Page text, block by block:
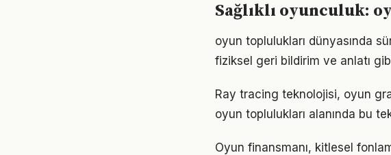
Sağlıklı oyunculuk:
oyun toplulukları dünyasında
fiziksel geri bildirim ve anlatı
Ray tracing teknolojisi, oyun
oyun toplulukları alanında bu
Oyun finansmanı, kitlesel